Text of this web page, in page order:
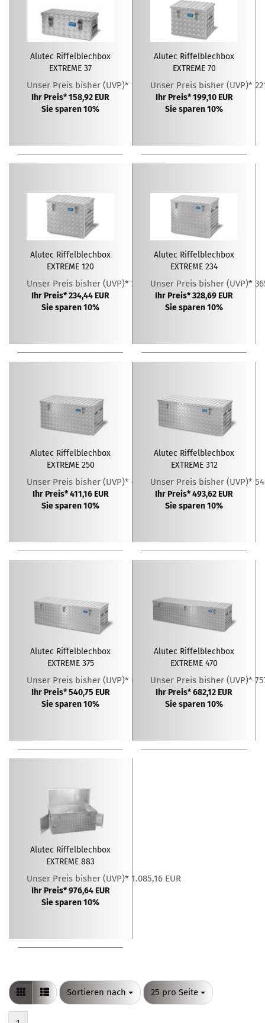
Alutec Riffelblechbox
EXTREME 37
Unser Preis bisher (UVP)* 176,58 EUR
Ihr Preis* 158,92 EUR
Sie sparen 10%
Alutec Riffelblechbox
EXTREME 70
Unser Preis bisher (UVP)*
Ihr Preis* 199,10 EUR
Sie sparen 10%
Alutec Riffelblechbox
EXTREME 120
Unser Preis bisher (UVP)* 260,49 EUR
Ihr Preis* 234,44 EUR
Sie sparen 10%
Alutec Riffelblechbox
EXTREME 234
Unser Preis bisher (UVP)*
Ihr Preis* 328,69 EUR
Sie sparen 10%
Alutec Riffelblechbox
EXTREME 250
Unser Preis bisher (UVP)* 456,84 EUR
Ihr Preis* 411,16 EUR
Sie sparen 10%
Alutec Riffelblechbox
EXTREME 312
Unser Preis bisher (UVP)*
Ihr Preis* 493,62 EUR
Sie sparen 10%
Alutec Riffelblechbox
EXTREME 375
Unser Preis bisher (UVP)* 600,83 EUR
Ihr Preis* 540,75 EUR
Sie sparen 10%
Alutec Riffelblechbox
EXTREME 470
Unser Preis bisher (UVP)*
Ihr Preis* 682,12 EUR
Sie sparen 10%
Alutec Riffelblechbox
EXTREME 883
Unser Preis bisher (UVP)* 1.085,16 EUR
Ihr Preis* 976,64 EUR
Sie sparen 10%
Sortieren nach
Sortieren nach 25 pro Seite
pro Seite